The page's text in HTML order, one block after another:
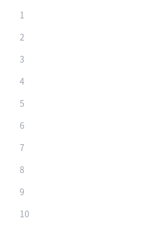
1
2
3
4
5
6
7
8
9
10